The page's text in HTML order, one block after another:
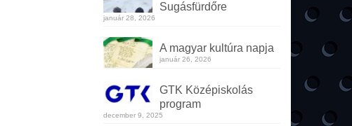
Sugásfürdőre
január 28, 2026
A magyar kultúra napja
január 26, 2026
GTK Középiskolás
program
december 9, 2025